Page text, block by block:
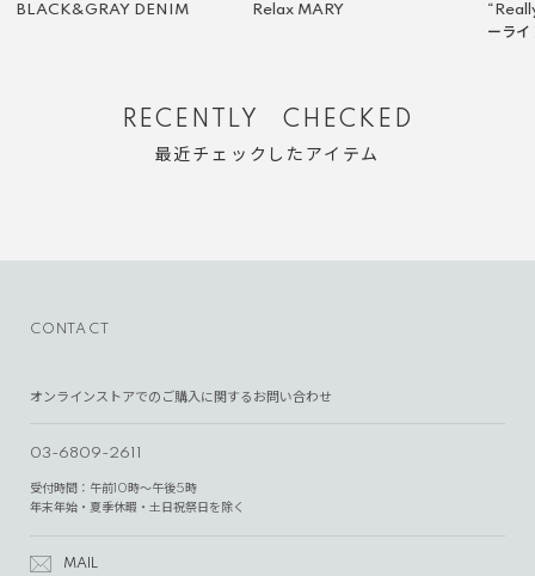
BLACK&GRAY DENIM Relax MARY
ーライ
RECENTLY CHECKED
最近チェックしたアイテム
CONTACT
オンラインストアでのご購入に関するお問い合わせ
03-6809-2611
受付時間：午前10時～午後5時
年末年始・夏季休暇・土日祝祭日を除く
MAIL